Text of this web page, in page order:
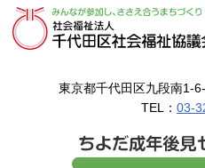
東京都千代田区九段南1-
TEL： 03-